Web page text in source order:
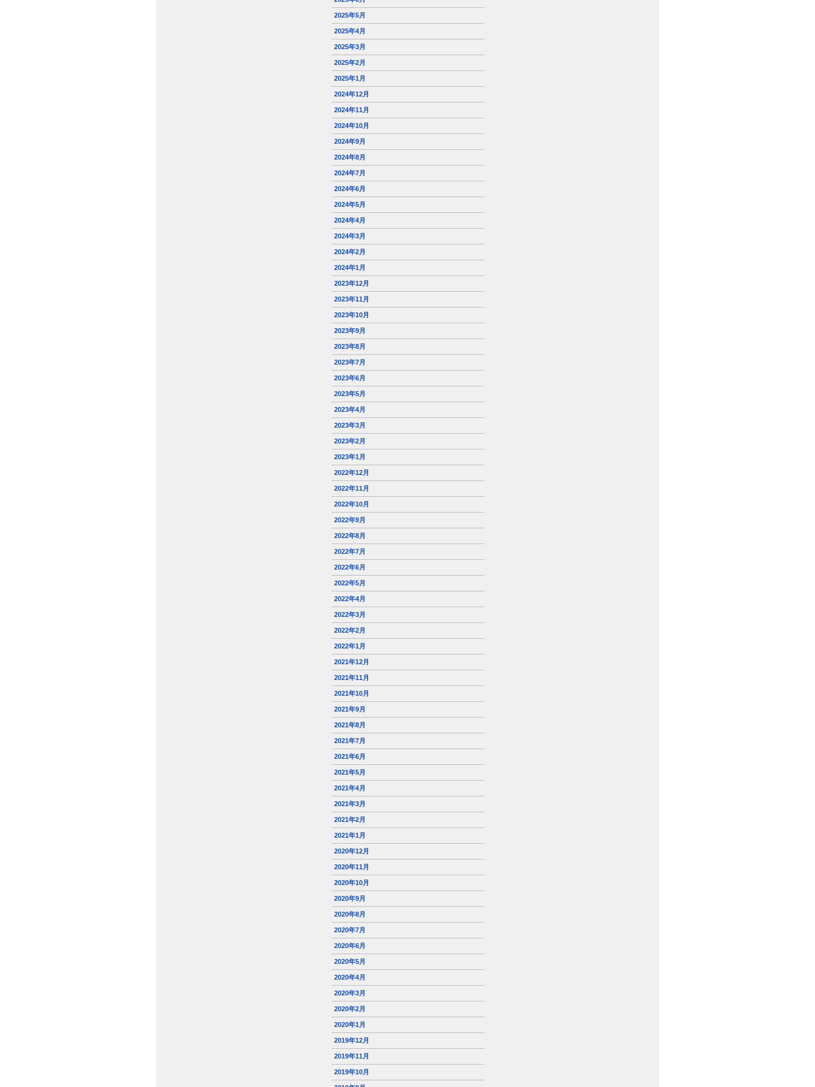
2025年5月
2025年4月
2025年3月
2025年2月
2025年1月
2024年12月
2024年11月
2024年10月
2024年9月
2024年8月
2024年7月
2024年6月
2024年5月
2024年4月
2024年3月
2024年2月
2024年1月
2023年12月
2023年11月
2023年10月
2023年9月
2023年8月
2023年7月
2023年6月
2023年5月
2023年4月
2023年3月
2023年2月
2023年1月
2022年12月
2022年11月
2022年10月
2022年9月
2022年8月
2022年7月
2022年6月
2022年5月
2022年4月
2022年3月
2022年2月
2022年1月
2021年12月
2021年11月
2021年10月
2021年9月
2021年8月
2021年7月
2021年6月
2021年5月
2021年4月
2021年3月
2021年2月
2021年1月
2020年12月
2020年11月
2020年10月
2020年9月
2020年8月
2020年7月
2020年6月
2020年5月
2020年4月
2020年3月
2020年2月
2020年1月
2019年12月
2019年11月
2019年10月